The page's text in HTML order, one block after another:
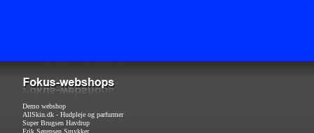
Demo webshop
AllSkin.dk - Hudpleje og parfurmer
Super Brugsen Havdrup
Erik Sørensen Smykker